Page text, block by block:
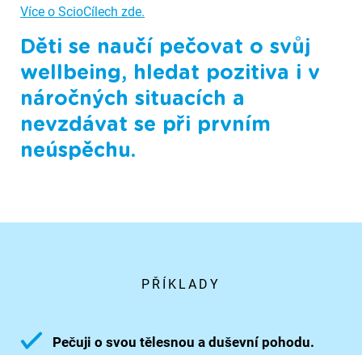
Více o ScioCílech zde.
Děti se naučí pečovat o svůj
wellbeing, hledat pozitiva i v
náročných situacích a
nevzdávat se při prvním
neúspěchu.
PŘÍKLADY
Pečuji o svou tělesnou a duševní pohodu.